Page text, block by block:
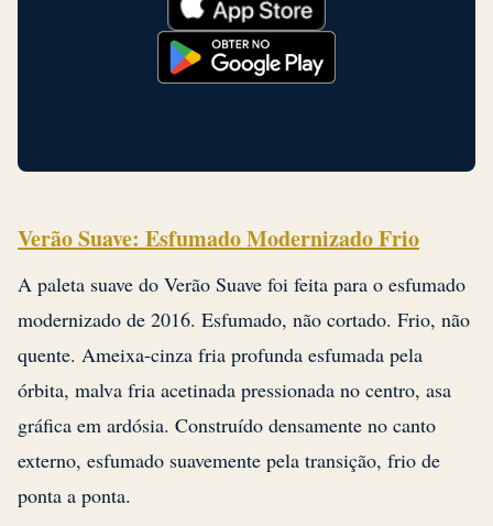
Verão Suave: Esfumado Modernizado Frio
A paleta suave do Verão Suave foi feita para o esfumado
modernizado de 2016. Esfumado, não cortado. Frio, não
quente. Ameixa-cinza fria profunda esfumada pela
órbita, malva fria acetinada pressionada no centro, asa
gráfica em ardósia. Construído densamente no canto
externo, esfumado suavemente pela transição, frio de
ponta a ponta.